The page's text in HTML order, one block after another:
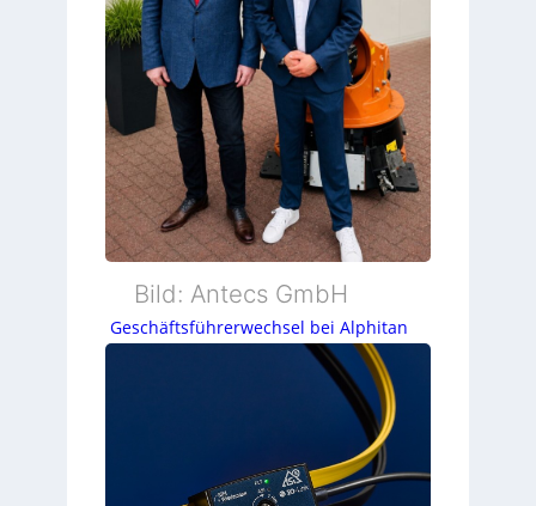
Bild: Antecs GmbH
Geschäftsführerwechsel bei Alphitan